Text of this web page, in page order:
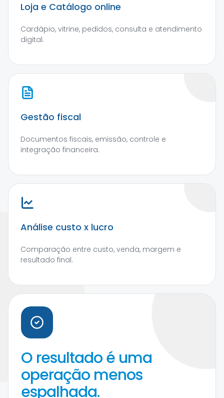
Loja e Catálogo online
Cardápio, vitrine, pedidos, consulta e atendimento
digital.
Gestão fiscal
Documentos fiscais, emissão, controle e
integração financeira.
Análise custo x lucro
Comparação entre custo, venda, margem e
resultado final.
O resultado é uma
operação menos
espalhada.